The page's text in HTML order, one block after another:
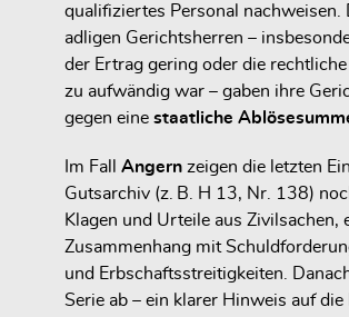
qualifiziertes Personal nachweisen.
adligen Gerichtsherren –
der Ertrag gering oder die
zu aufwändig war – gaben ihre
gegen eine staatliche
Im Fall Angern zeigen die letzten
Gutsarchiv (z. B. H 13, Nr. 138)
Klagen und Urteile aus Zivilsachen,
Zusammenhang mit
und Erbschaftsstreitigkeiten.
Serie ab – ein klarer Hinweis auf die